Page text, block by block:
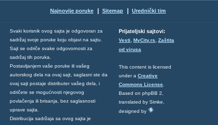
Najnovije poruke Sitemap Urednički tim
Svaki korisnik ovog sajta je odgovoran za
sadržaj svoje poruke koju objavi na sajtu.
Sajt se odriče svake odgovornosti za
sadržaj tih poruka.
Postavljanjem vaše poruke ili vašeg
autorskog dela na ovaj sajt, saglasni ste da
ovaj sajt postaje distributer vašeg dela, i
odričete se mogućnosti njegovog
povlačenja ili brisanja, bez saglasnosti
uprave sajta.
Distribucija sadržaja sa ovog sajta je
Prijateljski sajtovi:
Vesti, MyCity.rs, Zaštita
od virusa
This content is licensed
under a Creative
Commons License
Based on phpBB 2,
translated by Simke,
designed by